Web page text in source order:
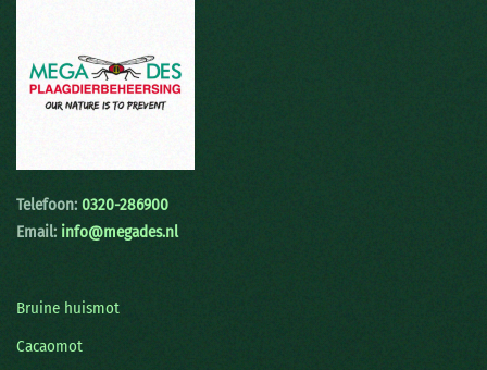
Telefoon: 0320-286900
Email: info@megades.nl
Bruine huismot
Cacaomot